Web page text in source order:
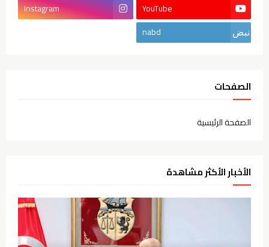
YouTube
Instagram
nabd
الصفحات
الصفحة الرئيسية
الأخبار الأكثر مشاهدة